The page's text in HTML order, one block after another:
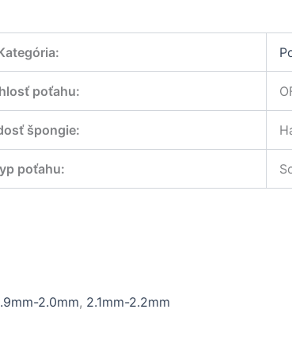
:
poťahu:
špongie:
poťahu:
2.0mm, 2.1mm-2.2mm